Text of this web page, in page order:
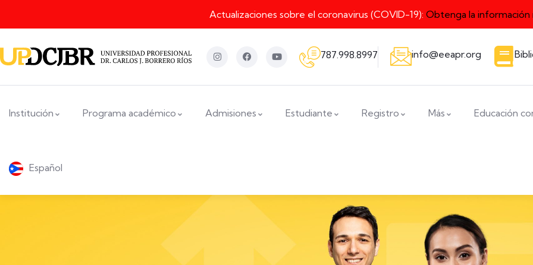
Actualizaciones sobre el coronavirus (COVID-19): Obtenga la información
787.998.8997 info@eeapr.org
Institución Programa académico Admisiones Estudiante Registro Más Educación
Español